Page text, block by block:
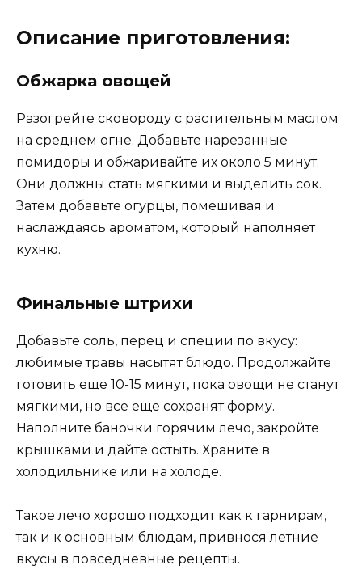
Описание приготовления:
Обжарка овощей
Разогрейте сковороду с растительным маслом
на среднем огне. Добавьте нарезанные
помидоры и обжаривайте их около 5 минут.
Они должны стать мягкими и выделить сок.
Затем добавьте огурцы, помешивая и
наслаждаясь ароматом, который наполняет
кухню.
Финальные штрихи
Добавьте соль, перец и специи по вкусу:
любимые травы насытят блюдо. Продолжайте
готовить еще 10-15 минут, пока овощи не станут
мягкими, но все еще сохранят форму.
Наполните баночки горячим лечо, закройте
крышками и дайте остыть. Храните в
холодильнике или на холоде.
Такое лечо хорошо подходит как к гарнирам,
так и к основным блюдам, привнося летние
вкусы в повседневные рецепты.